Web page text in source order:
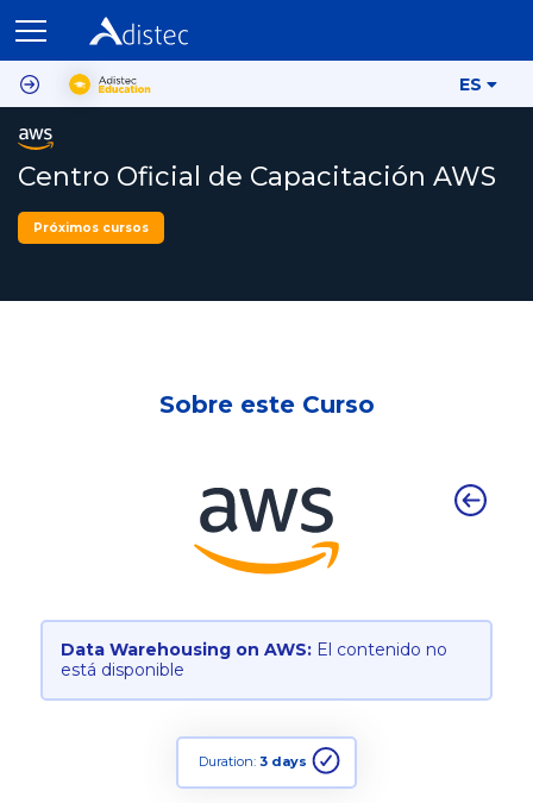
ES
Centro Oficial de Capacitación AWS
Próximos cursos
Sobre este Curso
Data Warehousing on AWS: El contenido no
está disponible
Duration: 3 days